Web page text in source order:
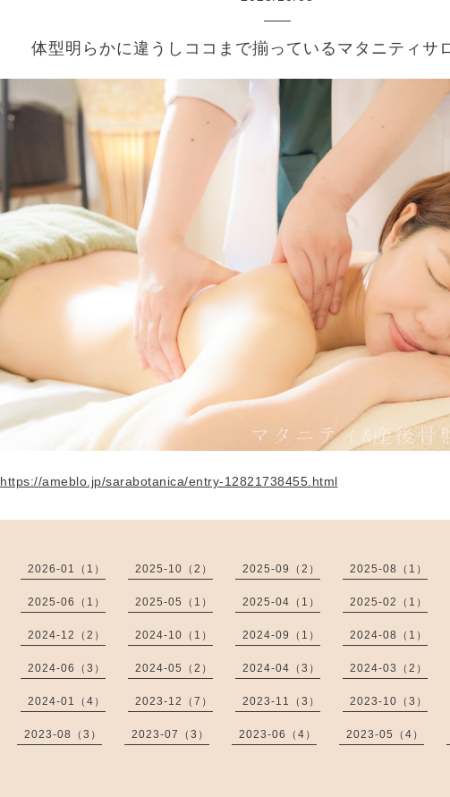
体型明らかに違うしココまで揃っているマタニティサ
https://ameblo.jp/sarabotanica/entry-12821738455.html
2026-01（1） 2025-10（2） 2025-09（2） 2025-08（1）
2025-06（1） 2025-05（1） 2025-04（1） 2025-02（1）
2024-12（2） 2024-10（1） 2024-09（1） 2024-08（1）
2024-06（3） 2024-05（2） 2024-04（3） 2024-03（2）
2024-01（4） 2023-12（7） 2023-11（3） 2023-10（3）
2023-08（3） 2023-07（3） 2023-06（4） 2023-05（4）